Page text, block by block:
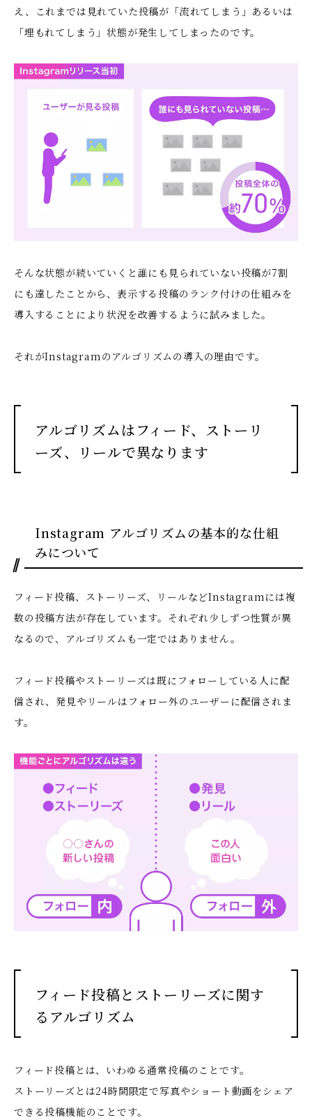
え、これまでは見れていた投稿が「流れてしまう」あるいは
「埋もれてしまう」状態が発生してしまったのです。
そんな状態が続いていくと誰にも見られていない投稿が7割
にも達したことから、表示する投稿のランク付けの仕組みを
導入することにより状況を改善するように試みました。
それがInstagramのアルゴリズムの導入の理由です。
アルゴリズムはフィード、ストーリ
ーズ、リールで異なります
Instagram アルゴリズムの基本的な仕組
みについて
フィード投稿、ストーリーズ、リールなどInstagramには複
数の投稿方法が存在しています。それぞれ少しずつ性質が異
なるので、アルゴリズムも一定ではありません。
フィード投稿やストーリーズは既にフォローしている人に配
信され、発見やリールはフォロー外のユーザーに配信されま
す。
フィード投稿とストーリーズに関す
るアルゴリズム
フィード投稿とは、いわゆる通常投稿のことです。
ストーリーズとは24時間限定で写真やショート動画をシェア
できる投稿機能のことです。